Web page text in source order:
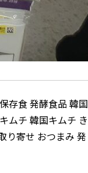
存食 発酵食品 韓国
ムチ 韓国キムチ き
り寄せ おつまみ 発